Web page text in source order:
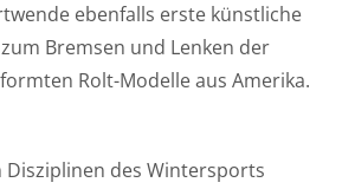
ebenfalls erste künstliche
Bremsen und Lenken der
Rolt-Modelle aus Amerika.
Disziplinen des Wintersports